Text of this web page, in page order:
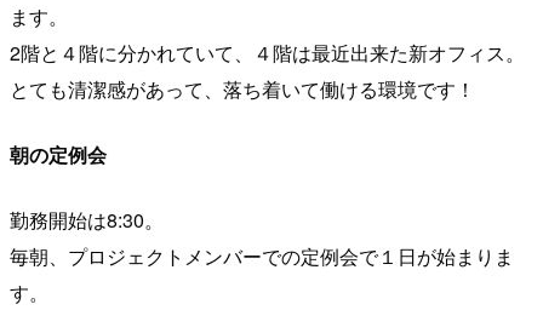
ます。
2階と４階に分かれていて、４階は最近出来た新オフィス。
とても清潔感があって、落ち着いて働ける環境です！
朝の定例会
勤務開始は8:30。
毎朝、プロジェクトメンバーでの定例会で１日が始まりま
す。